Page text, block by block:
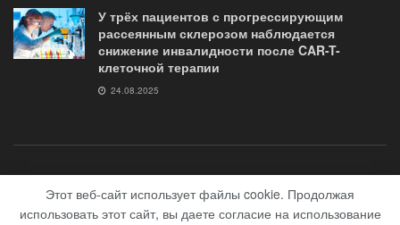
У трёх пациентов с прогрессирующим
рассеянным склерозом наблюдается
снижение инвалидности после CAR-T-
клеточной терапии
24.08.2025
Помощь «Журналу G35»
© 2018-2020 сайт журнал "G35.club" Медицинский сайт все о рассеяном
Этот веб-сайт использует файлы cookie. Продолжая
использовать этот сайт, вы даете согласие на использование